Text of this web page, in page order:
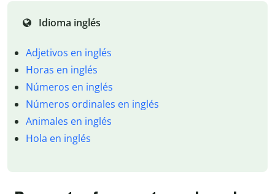
Idioma inglés
Adjetivos en inglés
Horas en inglés
Números en inglés
Números ordinales en inglés
Animales en inglés
Hola en inglés